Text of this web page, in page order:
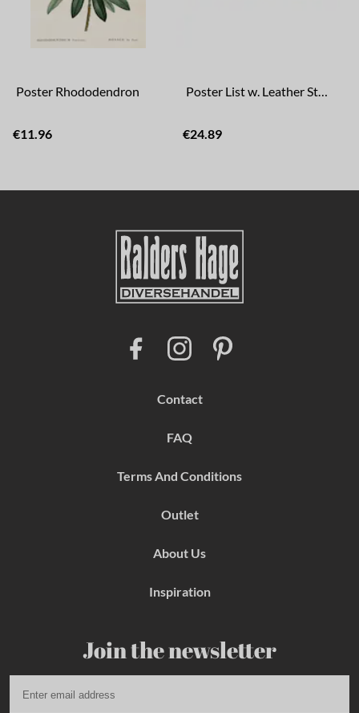
Poster Rhododendron
€11.96
Poster List w. Leather Strap 50 cm
€24.89
Contact
FAQ
Terms And Conditions
Outlet
About Us
Inspiration
Join the newsletter
I
n
g
a
m